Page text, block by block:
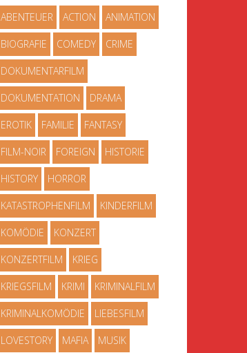
ABENTEUER ACTION ANIMATION
BIOGRAFIE COMEDY CRIME
DOKUMENTARFILM
DOKUMENTATION DRAMA
EROTIK FAMILIE FANTASY
FILM-NOIR FOREIGN HISTORIE
HISTORY HORROR
KATASTROPHENFILM KINDERFILM
KOMÖDIE KONZERT
KONZERTFILM KRIEG
KRIEGSFILM KRIMI KRIMINALFILM
KRIMINALKOMÖDIE LIEBESFILM
LOVESTORY MAFIA MUSIK